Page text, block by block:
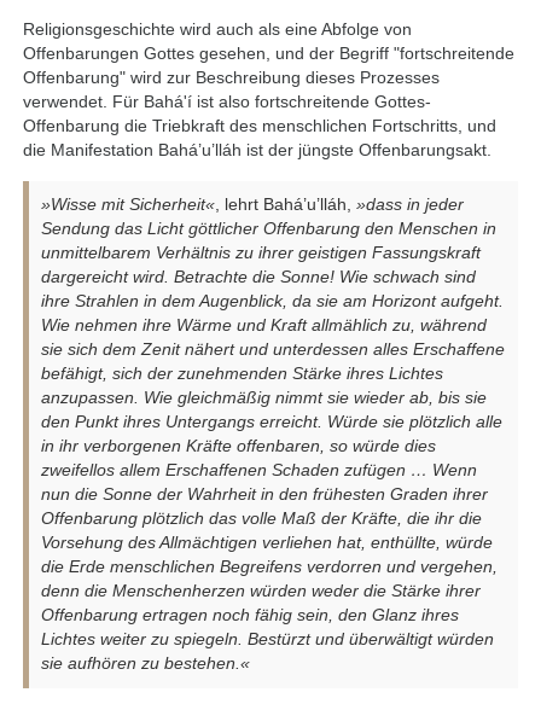
Religionsgeschichte wird auch als eine Abfolge von
Offenbarungen Gottes gesehen, und der Begriff "fortschreitende
Offenbarung" wird zur Beschreibung dieses Prozesses
verwendet. Für Bahá'í ist also fortschreitende Gottes-
Offenbarung die Triebkraft des menschlichen Fortschritts, und
die Manifestation Bahá’u’lláh ist der jüngste Offenbarungsakt.
»Wisse mit Sicherheit« , lehrt Bahá’u’lláh,»dass in jeder
Sendung das Licht göttlicher Offenbarung den Menschen in
unmittelbarem Verhältnis zu ihrer geistigen Fassungskraft
dargereicht wird. Betrachte die Sonne! Wie schwach sind
ihre Strahlen in dem Augenblick, da sie am Horizont aufgeht.
Wie nehmen ihre Wärme und Kraft allmählich zu, während
sie sich dem Zenit nähert und unterdessen alles Erschaffene
befähigt, sich der zunehmenden Stärke ihres Lichtes
anzupassen. Wie gleichmäßig nimmt sie wieder ab, bis sie
den Punkt ihres Untergangs erreicht. Würde sie plötzlich alle
in ihr verborgenen Kräfte offenbaren, so würde dies
zweifellos allem Erschaffenen Schaden zufügen … Wenn
nun die Sonne der Wahrheit in den frühesten Graden ihrer
Offenbarung plötzlich das volle Maß der Kräfte, die ihr die
Vorsehung des Allmächtigen verliehen hat, enthüllte, würde
die Erde menschlichen Begreifens verdorren und vergehen,
denn die Menschenherzen würden weder die Stärke ihrer
Offenbarung ertragen noch fähig sein, den Glanz ihres
Lichtes weiter zu spiegeln. Bestürzt und überwältigt würden
sie aufhören zu bestehen.«